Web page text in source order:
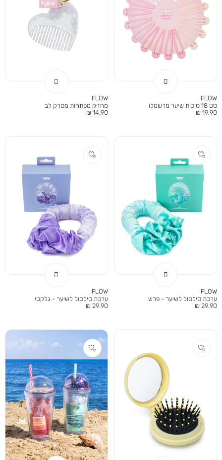
FLOW
סט 18 סיכות שיער מרשמלו
מחיר
19.90 ₪
FLOW
מחזיק מפתחות מסרק לב
מחיר
14.90 ₪
FLOW
ערכת סילסול לשיער - פרש
מחיר
29.90 ₪
FLOW
ערכת סילסול לשיער - גלקטי
מחיר
29.90 ₪